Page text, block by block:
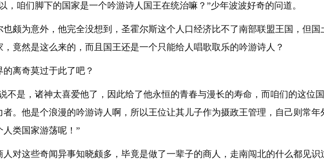
，咱们脚下的国家是一个吟游诗人国王在统治嘛？”少年波波好奇的问道。
也颇为意外，他完全没想到，圣霍尔斯这个人口经济比不了南部联盟王国，但
，竟然是这么来的，而且国王还是一个只能给人唱歌取乐的吟游诗人？
的离奇莫过于此了吧？
不是，诸神太喜爱他了，因此给了他永恒的青春与漫长的寿命，而咱们的这位
者。他是个浪漫的吟游诗人啊，所以王位让其儿子作为摄政王管理，自己则常
人类国家游荡呢！”
人对这些奇闻异事知晓颇多，毕竟是做了一辈子的商人，走南闯北的什么都见